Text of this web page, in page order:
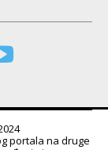
portala na druge